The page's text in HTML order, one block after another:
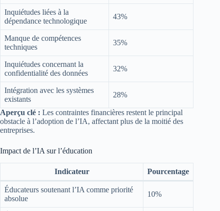
Inquiétudes liées à la
dépendance technologique
43%
Manque de compétences
techniques
35%
Inquiétudes concernant la
confidentialité des données
32%
Intégration avec les systèmes
existants
28%
Aperçu clé : Les contraintes financières restent le principal
obstacle à l’adoption de l’IA, affectant plus de la moitié des
entreprises.
Impact de l’IA sur l’éducation
Indicateur Pourcentage
Éducateurs soutenant l’IA comme priorité
absolue
10%